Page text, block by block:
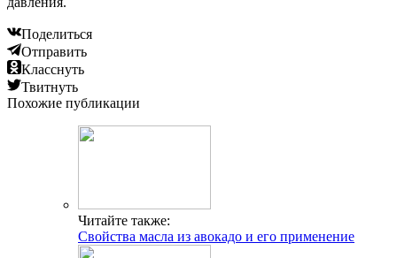
Поделиться
Отправить
Класснуть
Твитнуть
Похожие публикации
Читайте также:
Свойства масла из авокадо и его применение